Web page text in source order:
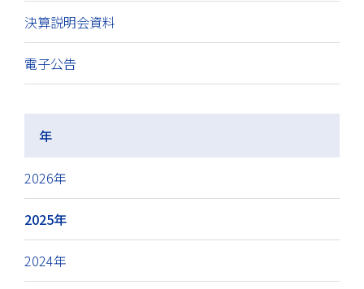
決算説明会資料
電子公告
年
2026年
2025年
2024年